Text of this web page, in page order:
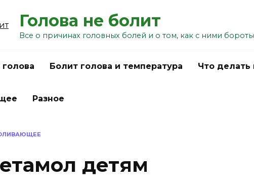
Голова не болит
Все о причинах головных болей и о том, как с ними
Болит голова и температура Что делать
Разное
детям